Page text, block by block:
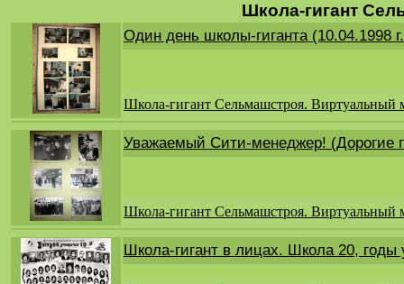
здесь
Школа-гигант
Один день школы-гиганта (10.04.1998
Школа-гигант Сельмашстроя. Виртуальный
Уважаемый Сити-менеджер! (Дорогие
Школа-гигант Сельмашстроя. Виртуальный
Школа-гигант в лицах. Школа 20, годы